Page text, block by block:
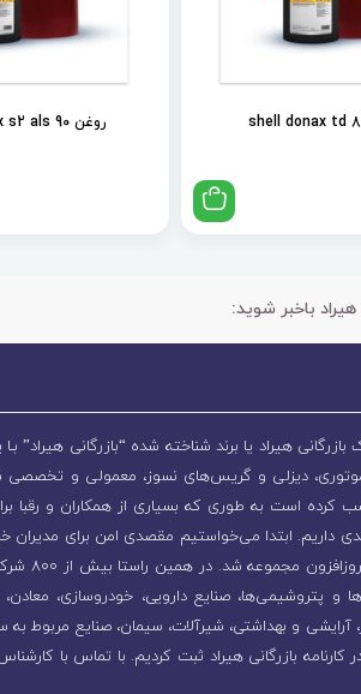
روغن shell spirax s2 als 90
باخبر شوید:
هیراد یا برند شناخته شده “بازرگانی هیراد”
موتوری، دیزلی و گریس‌های نسوز، معمولی و تخصصی
کرده است به طوری که بسیاری از همکاران و رقبا
داریم. ابتدا می‌خواستیم مقصدی امن برای مدیران
کنیم
و پتروشیمی‌ها، صنایع دارویی، خودروسازی،
آرایشی و بهداشتی، شیرآلات، سیمان، صنایع مربوط
کارنامه بازرگانی هیراد ثبت کردیم. با تماس با